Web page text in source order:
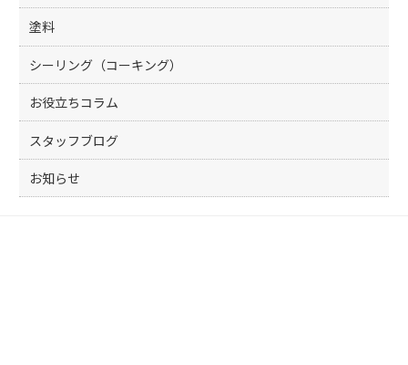
塗料
シーリング（コーキング）
お役立ちコラム
スタッフブログ
お知らせ